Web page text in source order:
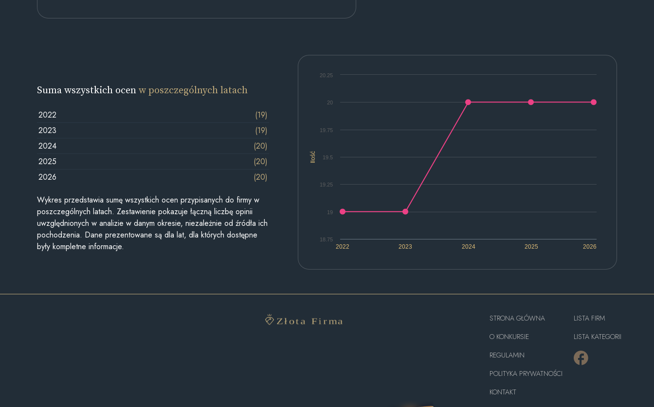
Ilość
2022 2023 2024 2025 2026
18.75
19
19.25
19.5
19.75
20
20.25
Suma wszystkich ocenw poszczególnych latach
2022
(19)
2023
(19)
2024
(20)
2025
(20)
2026
(20)
Wykres przedstawia sumę wszystkich ocen przypisanych do firmy w
poszczególnych latach. Zestawienie pokazuje łączną liczbę opinii
uwzględnionych w analizie w danym okresie, niezależnie od źródła ich
pochodzenia. Dane prezentowane są dla lat, dla których dostępne
były kompletne informacje.
STRONA GŁÓWNA
O KONKURSIE
REGULAMIN
POLITYKA PRYWATNOŚCI
KONTAKT
LISTA FIRM
LISTA KATEGORII